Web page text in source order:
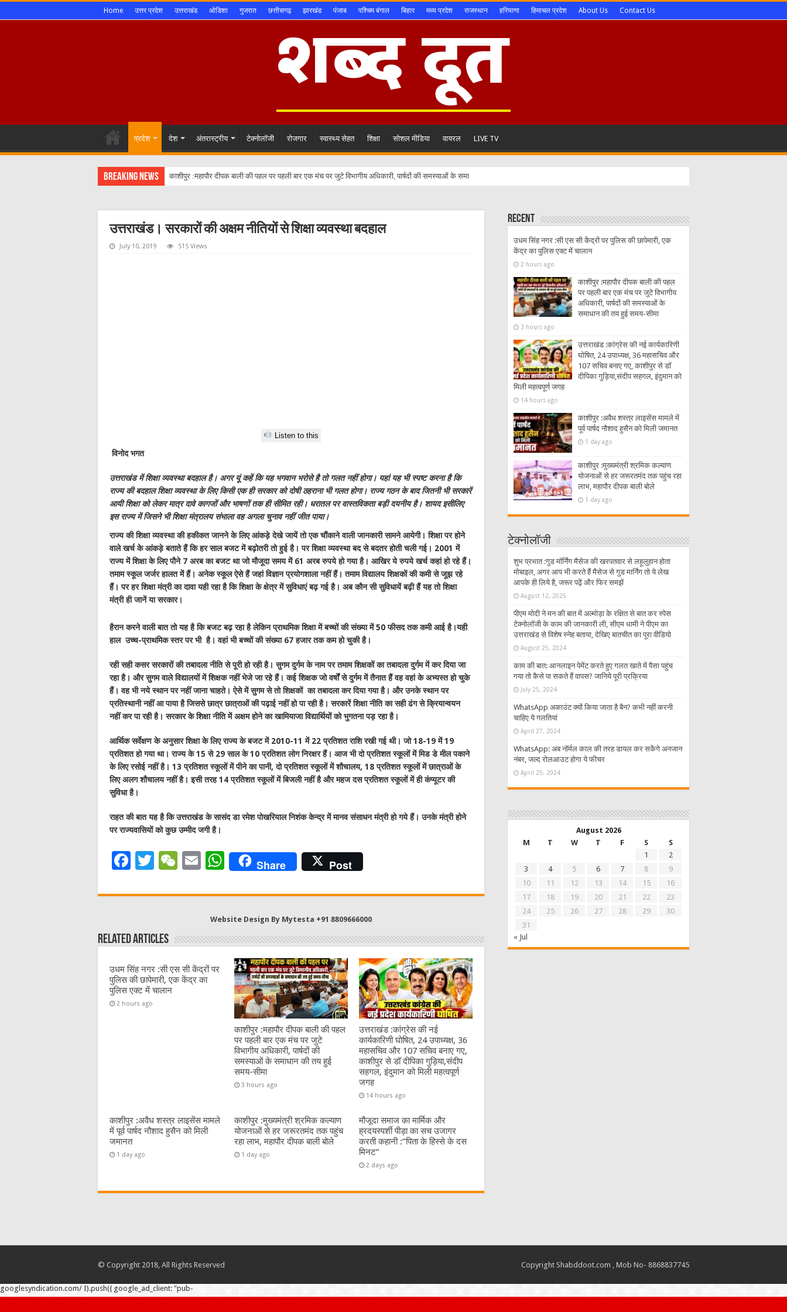
Home उत्तर प्रदेश उत्तराखंड ओडिशा गुजरात छत्तीसगढ़ झारखंड पंजाब पश्चिम बंगाल बिहार मध्य प्रदेश राजस्थान हरियाणा हिमाचल प्रदेश About Us Contact Us
प्रदेश देश अंतरास्ट्रीय टेक्नोलॉजी रोजगार स्वास्थ्य सेहत शिक्षा सोशल मीडिया वायरल LIVE TV
Breaking News
उत्तराखंड। सरकारों की अक्षम नीतियों से शिक्षा व्यवस्था बदहाल
July 10, 2019 515 Views
Listen to this
विनोद भगत
उत्तराखंड में शिक्षा व्यवस्था बदहाल है। अगर यूं कहें कि यह भगवान भरोसे है तो गलत नहीं होगा। यहां यह भी स्पष्ट करना है कि
राज्य की बदहाल शिक्षा व्यवस्था के लिए किसी एक ही सरकार को दोषी ठहराना भी गलत होगा। राज्य गठन के बाद जितनी भी सरकारें
आयी शिक्षा को लेकर मात्र दावे कागजों और भाषणों तक ही सीमित रही। धरातल पर वास्तविकता बड़ी दयनीय है। शायद इसीलिए
इस राज्य में जिसने भी शिक्षा मंत्रालय संभाला वह अगला चुनाव नहीं जीत पाया।
राज्य की शिक्षा व्यवस्था की हकीकत जानने के लिए आंकड़े देखे जायें तो एक चौंकाने वाली जानकारी सामने आयेगी। शिक्षा पर होने
वाले खर्च के आंकड़े बताते हैं कि हर साल बजट में बढ़ोतरी तो हुई है। पर शिक्षा व्यवस्था बद से बदतर होती चली गई। 2001 में
राज्य में शिक्षा के लिए पौने 7 अरब का बजट था जो मौजूदा समय में 61 अरब रुपये हो गया है। आखिर ये रुपये खर्च कहां हो रहे हैं।
तमाम स्कूल जर्जर हालत में हैं। अनेक स्कूल ऐसे हैं जहां विज्ञान प्रयोगशाला नहीं हैं। तमाम विद्यालय शिक्षकों की कमी से जूझ रहे
हैं। पर हर शिक्षा मंत्री का दावा यही रहा है कि शिक्षा के क्षेत्र में सुविधाएं बढ़ गई है। अब कौन सी सुविधायें बढ़ी हैं यह तो शिक्षा
मंत्री ही जानें या सरकार।
हैरान करने वाली बात तो यह है कि बजट बढ़ रहा है लेकिन प्राथमिक शिक्षा में बच्चों की संख्या में 50 फीसद तक कमी आई है।यही
हाल उच्च-प्राथमिक स्तर पर भी है। वहां भी बच्चों की संख्या 67 हजार तक कम हो चुकी है।
रही सही कसर सरकारों की तबादला नीति से पूरी हो रही है। सुगम दुर्गम के नाम पर तमाम शिक्षकों का तबादला दुर्गम में कर दिया जा
रहा है। और सुगम वाले विद्यालयों में शिक्षक नहीं भेजे जा रहे हैं। कई शिक्षक जो वर्षों से दुर्गम में तैनात हैं वह वहां के अभ्यस्त हो चुके
हैं। वह भी नये स्थान पर नहीं जाना चाहते। ऐसे में सुगम से तो शिक्षकों का तबादला कर दिया गया है। और उनके स्थान पर
प्रतिस्थानी नहीं आ पाया है जिससे छात्र छात्राओं की पढ़ाई नहीं हो पा रही है। सरकारें शिक्षा नीति का सही ढंग से क्रियान्वयन
नहीं कर पा रही है। सरकार के शिक्षा नीति में अक्षम होने का खामियाजा विद्यार्थियों को भुगतना पड़ रहा है।
आर्थिक सर्वेक्षण के अनुसार शिक्षा के लिए राज्य के बजट में 2010-11 में 22 प्रतिशत राशि रखी गई थी। जो 18-19 में 19
प्रतिशत हो गया था। राज्य के 15 से 29 साल के 10 प्रतिशत लोग निरक्षर हैं। आज भी दो प्रतिशत स्कूलों में मिड डे मील पकाने
के लिए रसोई नहीं है। 13 प्रतिशत स्कूलों में पीने का पानी, दो प्रतिशत स्कूलों में शौचालय, 18 प्रतिशत स्कूलों में छात्राओं के
लिए अलग शौचालय नहीं है। इसी तरह 14 प्रतिशत स्कूलों में बिजली नहीं है और महज दस प्रतिशत स्कूलों में ही कंप्यूटर की
सुविधा है।
राहत की बात यह है कि उत्तराखंड के सासंद डा रमेश पोखरियाल निशंक केन्द्र में मानव संसाधन मंत्री हो गये हैं। उनके मंत्री होने
पर राज्यवासियों को कुछ उम्मीद जगी है।
F
c
b
o
o
k
T
it
r
W
C
at
E
ai
W
at
s
A
p
p
Share Post
Website Design By Mytesta +91 8809666000
Related Articles
उधम सिंह नगर :सी एस सी केंद्रों पर
पुलिस की छापेमारी, एक केंद्र का
पुलिस एक्ट में चालान
2 hours ago
काशीपुर :महापौर दीपक बाली की पहल
पर पहली बार एक मंच पर जुटे
विभागीय अधिकारी, पार्षदों की
समस्याओं के समाधान की तय हुई
समय-सीमा
3 hours ago
उत्तराखंड :कांग्रेस की नई
कार्यकारिणी घोषित, 24 उपाध्यक्ष, 36
महासचिव और 107 सचिव बनाए गए,
काशीपुर से डॉ दीपिका गुड़िया,संदीप
सहगल, इंदुमान को मिली महत्वपूर्ण
जगह
14 hours ago
काशीपुर :अवैध शस्त्र लाइसेंस मामले
में पूर्व पार्षद नौशाद हुसैन को मिली
जमानत
1 day ago
काशीपुर :मुख्यमंत्री श्रमिक कल्याण
योजनाओं से हर जरूरतमंद तक पहुंच
रहा लाभ, महापौर दीपक बाली बोले
1 day ago
मौजूदा समाज का मार्मिक और
ह्रदयस्पर्शी पीड़ा का सच उजागर
करती कहानी :”पिता के हिस्से के दस
मिनट”
2 days ago
Recent
उधम सिंह नगर :सी एस सी केंद्रों पर पुलिस की छापेमारी, एक
केंद्र का पुलिस एक्ट में चालान
2 hours ago
काशीपुर :महापौर दीपक बाली की पहल
पर पहली बार एक मंच पर जुटे विभागीय
अधिकारी, पार्षदों की समस्याओं के
समाधान की तय हुई समय-सीमा
3 hours ago
उत्तराखंड :कांग्रेस की नई कार्यकारिणी
घोषित, 24 उपाध्यक्ष, 36 महासचिव और
107 सचिव बनाए गए, काशीपुर से डॉ
दीपिका गुड़िया,संदीप सहगल, इंदुमान को
मिली महत्वपूर्ण जगह
14 hours ago
काशीपुर :अवैध शस्त्र लाइसेंस मामले में
पूर्व पार्षद नौशाद हुसैन को मिली जमानत
1 day ago
काशीपुर :मुख्यमंत्री श्रमिक कल्याण
योजनाओं से हर जरूरतमंद तक पहुंच रहा
लाभ, महापौर दीपक बाली बोले
1 day ago
टेक्नोलॉजी
शुभ प्रभात :गुड मॉर्निंग मैसेज की खरपतवार से लहूलुहान होता
मोबाइल, अगर आप भी करते हैं मैसेज से गुड मार्निंग तो ये लेख
आपके ही लिये है, जरूर पढ़ें और फिर समझें
August 12, 2025
पीएम मोदी ने मन की बात में अल्मोड़ा के रक्षित से बात कर स्पेस
टेक्नोलॉजी के काम की जानकारी ली, सीएम धामी ने पीएम का
उत्तराखंड से विशेष स्नेह बताया, देखिए बातचीत का पूरा वीडियो
August 25, 2024
काम की बात: आनलाइन पेमेंट करते हुए गलत खाते में पैसा पहुंच
गया तो कैसे पा सकते हैं वापस? जानिये पूरी प्रक्रिया
July 25, 2024
WhatsApp अकाउंट क्यों किया जाता है बैन? कभी नहीं करनी
चाहिए ये गलतियां
April 27, 2024
WhatsApp: अब नॉर्मल काल की तरह डायल कर सकेंगे अनजान
नंबर, जल्द रोलआउट होगा ये फीचर
April 25, 2024
August 2026
M
T W T F S
S
1
2
3
4 5 6 7 8
9
10
11 12 13 14 15
16
17
18 19 20 21 22
23
24
25 26 27 28 29
30
31
« Jul
Copyright Shabddoot.com , Mob No- 8868837745
© Copyright 2018, All Rights Reserved
googlesyndication.com/ I).push({ google_ad_client: "pub-